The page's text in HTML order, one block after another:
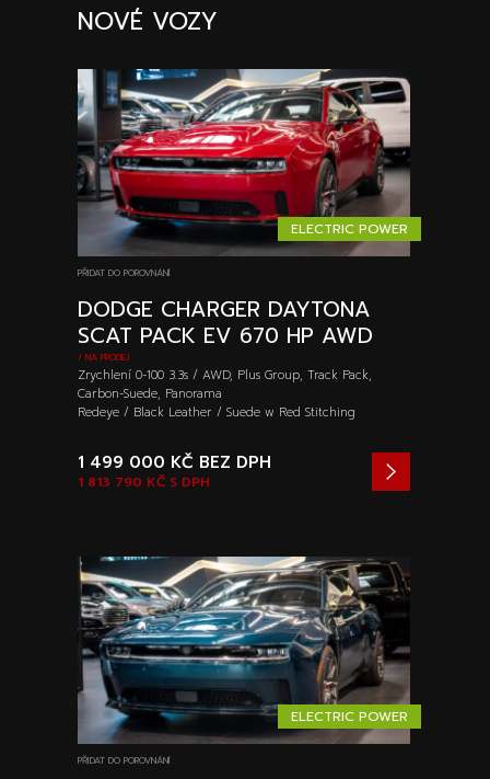
NOVÉ VOZY
ELECTRIC POWER
PŘIDAT DO POROVNÁNÍ
DODGE CHARGER DAYTONA
SCAT PACK EV 670 HP AWD
/ NA PRODEJ
Zrychlení 0-100 3.3s / AWD, Plus Group, Track Pack,
Carbon-Suede, Panorama
Redeye / Black Leather / Suede w Red Stitching
1 813 790 KČ S DPH
1 499 000 KČ BEZ DPH
ELECTRIC POWER
PŘIDAT DO POROVNÁNÍ